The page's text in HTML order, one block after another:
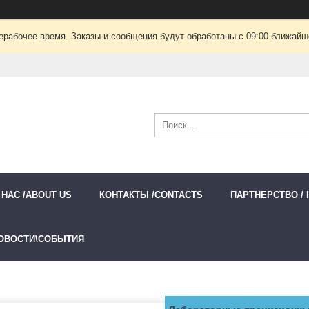
время. Заказы и сообщения будут обработаны с 09:00
/ABOUT US КОНТАКТЫ /CONTACTS ПАРТНЕРСТВО /